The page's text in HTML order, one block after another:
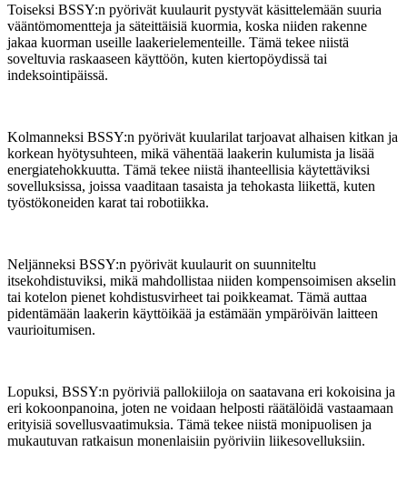
Toiseksi BSSY:n pyörivät kuulaurit pystyvät käsittelemään suuria
vääntömomentteja ja säteittäisiä kuormia, koska niiden rakenne
jakaa kuorman useille laakerielementeille. Tämä tekee niistä
soveltuvia raskaaseen käyttöön, kuten kiertopöydissä tai
indeksointipäissä.
Kolmanneksi BSSY:n pyörivät kuularilat tarjoavat alhaisen kitkan ja
korkean hyötysuhteen, mikä vähentää laakerin kulumista ja lisää
energiatehokkuutta. Tämä tekee niistä ihanteellisia käytettäviksi
sovelluksissa, joissa vaaditaan tasaista ja tehokasta liikettä, kuten
työstökoneiden karat tai robotiikka.
Neljänneksi BSSY:n pyörivät kuulaurit on suunniteltu
itsekohdistuviksi, mikä mahdollistaa niiden kompensoimisen akselin
tai kotelon pienet kohdistusvirheet tai poikkeamat. Tämä auttaa
pidentämään laakerin käyttöikää ja estämään ympäröivän laitteen
vaurioitumisen.
Lopuksi, BSSY:n pyöriviä pallokiiloja on saatavana eri kokoisina ja
eri kokoonpanoina, joten ne voidaan helposti räätälöidä vastaamaan
erityisiä sovellusvaatimuksia. Tämä tekee niistä monipuolisen ja
mukautuvan ratkaisun monenlaisiin pyöriviin liikesovelluksiin.